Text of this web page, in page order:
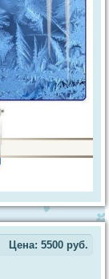
Цена: 5500 руб.